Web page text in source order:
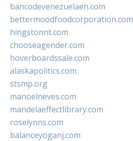
bancodevenezuelaen.com
bettermoodfoodcorporation.com
hingstonnt.com
chooseagender.com
hoverboardssale.com
alaskapolitics.com
stsmp.org
manoelneves.com
mandelaeffectlibrary.com
roselynns.com
balanceyoganj.com